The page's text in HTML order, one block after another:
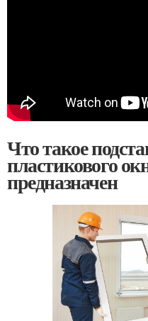
Что такое
пластикового
предназначен